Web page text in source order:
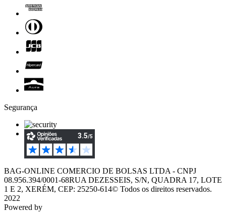
Segurança
BAG-ONLINE COMERCIO DE BOLSAS LTDA - CNPJ
08.956.394/0001-68RUA DEZESSEIS, S/N, QUADRA 17, LOTE
1 E 2, XERÉM, CEP: 25250-614© Todos os direitos reservados.
2022
Powered by